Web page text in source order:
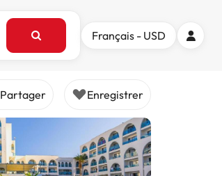
Français - USD
Partager Enregistrer